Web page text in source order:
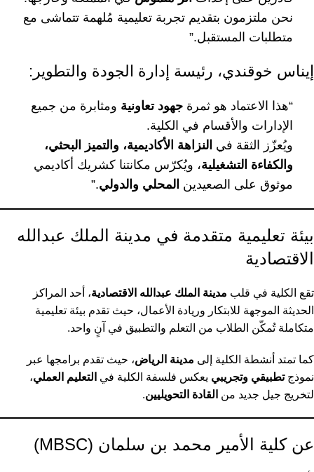
نحن ملتزمون بتقديم تجربة تعليمية مُلهمة تتماشى مع
متطلبات المستقبل.”
إيناس خوقندي، رئيسة إدارة الجودة والتطوير:
“هذا الاعتماد هو ثمرة جهود تعاونية ومثابرة من جميع
الإدارات والأقسام في الكلية.
ويُعزّز الثقة في النزاهة الأكاديمية، والتميز البحثي،
والكفاءة التشغيلية، ويُكرّس مكانتنا كشريك أكاديمي
موثوق على الصعيدين المحلي والدولي.”
بيئة تعليمية متقدمة في مدينة الملك عبدالله
الاقتصادية
تقع الكلية في قلب مدينة الملك عبدالله الاقتصادية، أحد المراكز
الحديثة الموجهة للابتكار وريادة الأعمال، حيث تقدم بيئة تعليمية
متكاملة تُمكّن الطلاب من التعلم والتطبيق في آنٍ واحد.
كما تمتد أنشطة الكلية إلى مدينة الرياض، حيث تقدم برامجها عبر
نموذجتطبيقي وتجريبي يعكس فلسفة الكلية في التعليم العملي،
لتخريج جيل جديد من القادة التحويليين.
عن كلية الأمير محمد بن سلمان (MBSC)